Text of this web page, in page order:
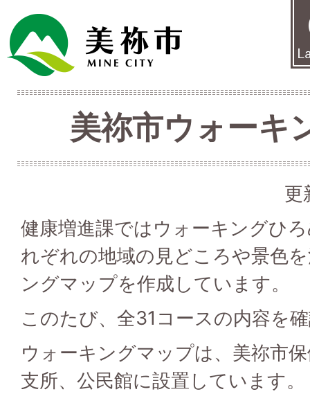
美祢市ウォーキ
更
健康増進課ではウォーキングひ
れぞれの地域の見どころや景色
ングマップを作成しています。
このたび、全31コースの内容を
ウォーキングマップは、美祢市
支所、公民館に設置しています。